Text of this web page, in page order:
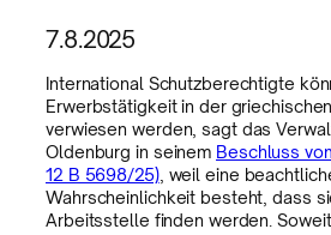
7.8.2025
International Schutzberechtigte
Erwerbstätigkeit in der
verwiesen werden, sagt das
Oldenburg in seinem Beschluss
12 B 5698/25), weil eine
Wahrscheinlichkeit besteht, dass
Arbeitsstelle finden werden.